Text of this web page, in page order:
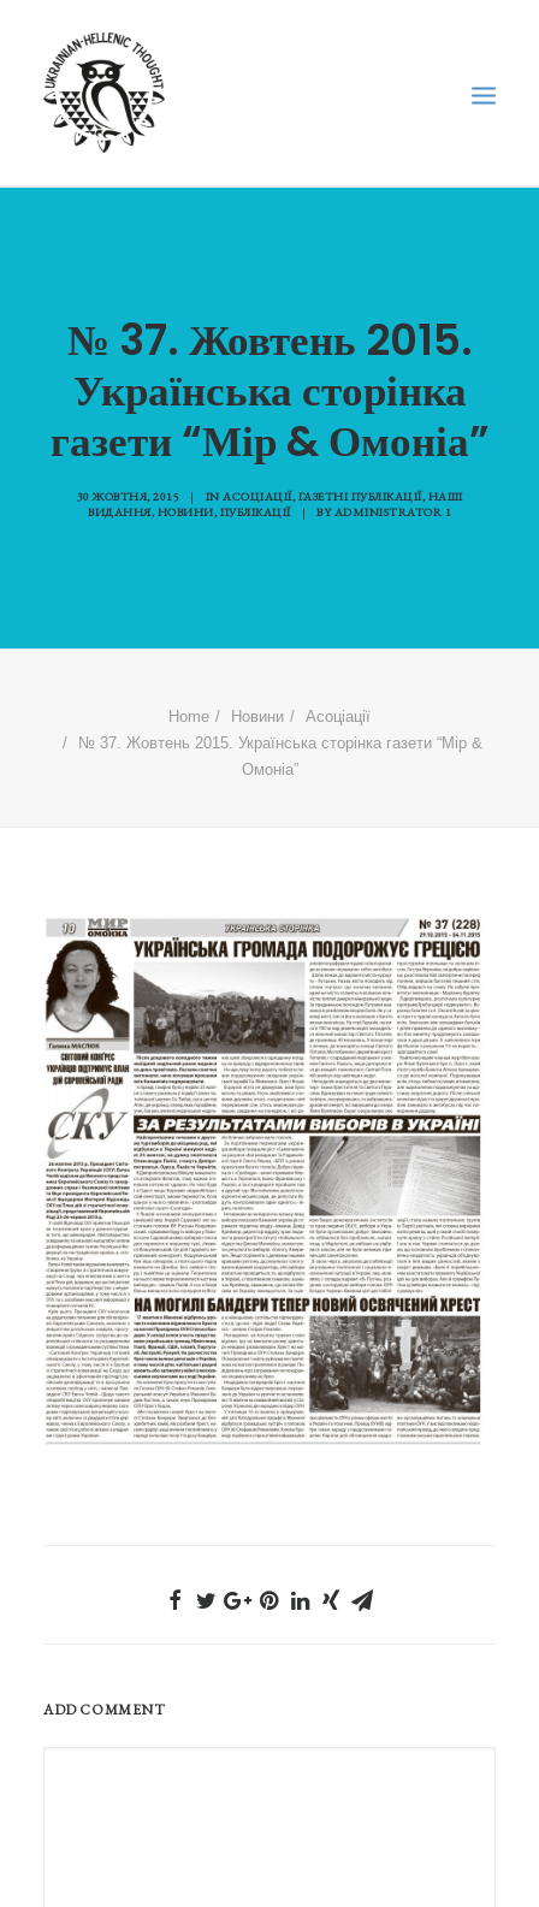
ГОЛОДОМОР
ПРО НАС
“ВІСНИК”/”ΑΓΓΕΛΙΑΦΌΡΟΣ”
№ 37. Жовтень 2015.
Українська сторінка
газети “Мір & Омоніа”
30 ЖОВТНЯ, 2015 | IN АСОЦІАЦІЇ,ГАЗЕТНІ ПУБЛІКАЦІЇ,НАШІ
ВИДАННЯ,НОВИНИ,ПУБЛІКАЦІЇ | BYADMINISTRATOR 1
Home Новини
Асоціації
№ 37. Жовтень 2015. Українська сторінка газети “Мір &
Омоніа”
ADD COMMENT